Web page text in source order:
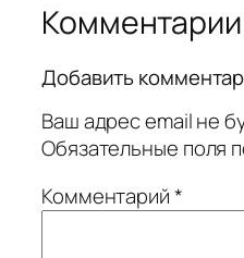
Комментарии
Добавить
Ваш адрес email не
Обязательные поля
Комментарий*